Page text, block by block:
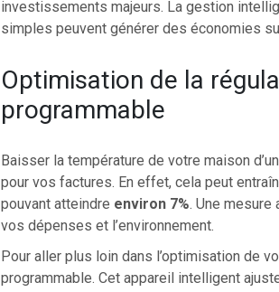
investissements majeurs. La gestion
simples peuvent générer des économies
Optimisation de la
programmable
Baisser la température de votre maison
pour vos factures. En effet, cela peut
pouvant atteindre environ 7%. Une
vos dépenses et l’environnement.
Pour aller plus loin dans l’optimisation de
programmable. Cet appareil intelligent